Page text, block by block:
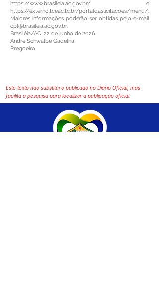
https://www.brasileia.ac.gov.br/ e
https://externo.tceac.tc.br/portaldaslicitacoes/menu/.
Maiores informações poderão ser obtidas pelo e-mail
cpl@brasileia.ac.gov.br.
Brasiléia/AC, 22 de junho de 2026.
André Schwalbe Gadelha
Pregoeiro
Este texto não substitui o publicado no Diário Oficial, mas
facilita a pesquisa para localizar a publicação oficial.